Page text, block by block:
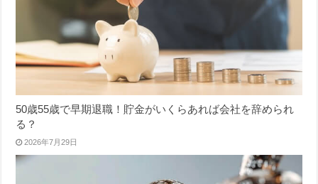
50歳55歳で早期退職！貯金がいくらあれば会社を辞められ
る？
2026年7月29日